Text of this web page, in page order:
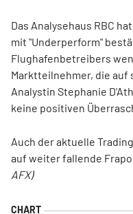
Das Analysehaus RBC
mit "Underperform"
Flughafenbetreibers
Marktteilnehmer, die
Analystin Stephanie
keine positiven
Auch der aktuelle
auf weiter fallende
AFX)